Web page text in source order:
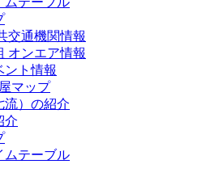
交通機関情報
オンエア情報
ント情報
マップ
流）の紹介
介
ムテーブル